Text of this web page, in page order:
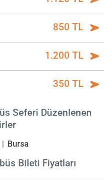
850 TL
1.200 TL
350 TL
Seferi Düzenlenen
Bursa
Bileti Fiyatları